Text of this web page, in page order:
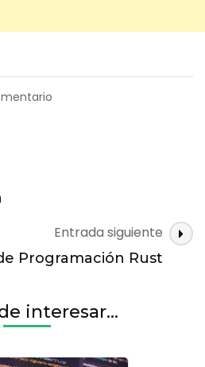
Entrada siguiente
Programación Rust
interesar...